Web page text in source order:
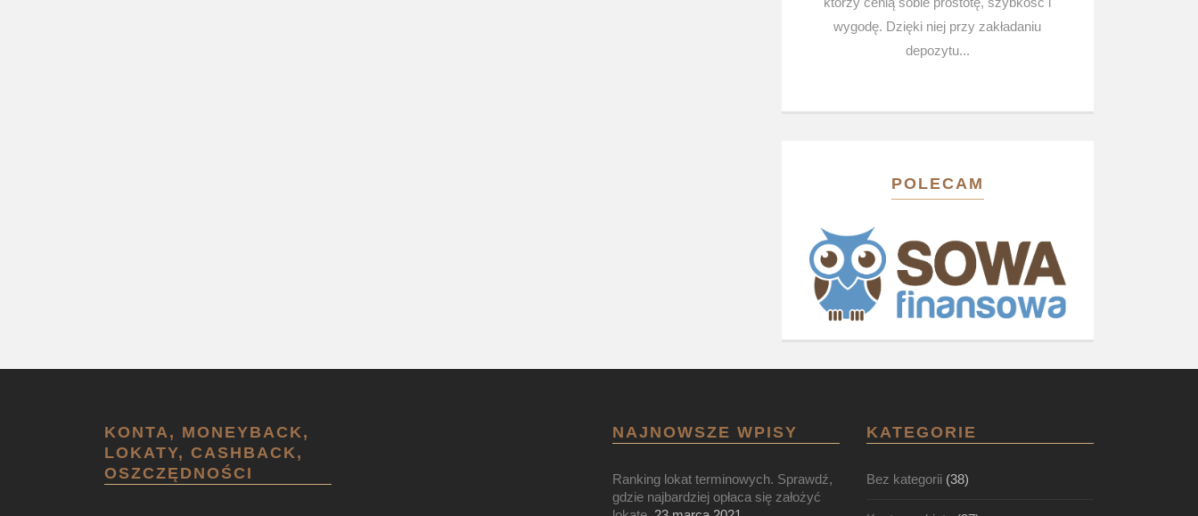
wygodę. Dzięki niej przy zakładaniu
depozytu...
POLECAM
KONTA, MONEYBACK,
LOKATY, CASHBACK,
OSZCZĘDNOŚCI
NAJNOWSZE WPISY
Ranking lokat terminowych. Sprawdź,
gdzie najbardziej opłaca się założyć
KATEGORIE
Bez kategorii (38)